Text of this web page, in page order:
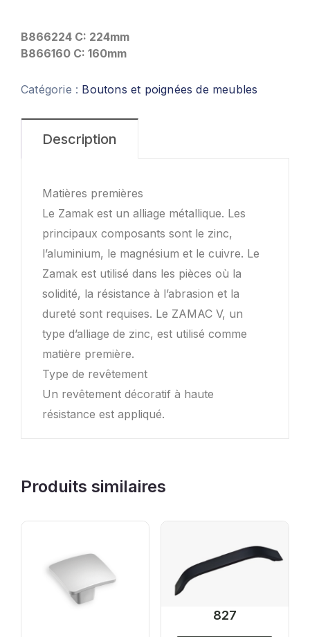
B866224 C: 224mm
B866160 C: 160mm
Catégorie : Boutons et poignées de meubles
Description
Matières premières
Le Zamak est un alliage métallique. Les
principaux composants sont le zinc,
l’aluminium, le magnésium et le cuivre. Le
Zamak est utilisé dans les pièces où la
solidité, la résistance à l’abrasion et la
dureté sont requises. Le ZAMAC V, un
type d’alliage de zinc, est utilisé comme
matière première.
Type de revêtement
Un revêtement décoratif à haute
résistance est appliqué.
Produits similaires
827